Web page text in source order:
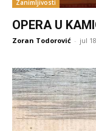
Zanimljivosti
OPERA U
Zoran Todorović - jul